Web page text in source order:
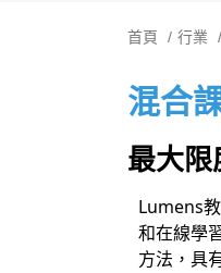
首頁 行業
混合
最大
Lumens
和在線學
方法，具